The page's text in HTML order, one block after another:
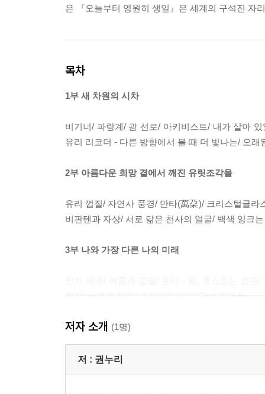
은 『오늘부터 영원히 생일』은 세계의 구석진 자
목차
1부 새 차원의 시차
비기너/ 파랑계/ 광 선로/ 아키비스트/ 내가 살아
유리 리코더 - 다른 방향에서 볼 때 더 빛나는/ 오래
2부 아름다운 희망 곁에서 깨진 유릿조각을
유리 껍질/ 자연사 풍경/ 만타(萬朶)/ 크리스털글
비판텐과 자상/ 서로 닮은 천사의 얼굴/ 백색 잉크
3부 나와 가장 다른 나의 미래
궤적/ 선택과 집중/ 순례자의 요일/ 광선과 율동
4부 동시대의 기쁨
회심/ 겁/ 전환과 의례/ 키치/ 알코브 - 희에게/ 천
저자 소개 (1명)
저 : 권누리